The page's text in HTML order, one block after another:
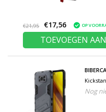
€21,95 €17,56 OP
TOEVOEGEN
Grijs
Nog